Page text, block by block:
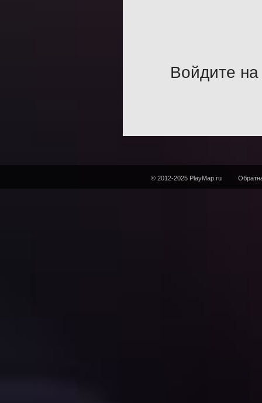
Войдите на
© 2012-2025 PlayMap.ru